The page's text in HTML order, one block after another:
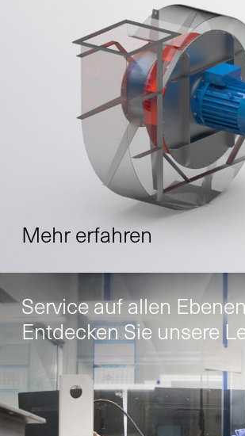
Mehr erfahren
Service auf allen
Entdecken Sie unsere